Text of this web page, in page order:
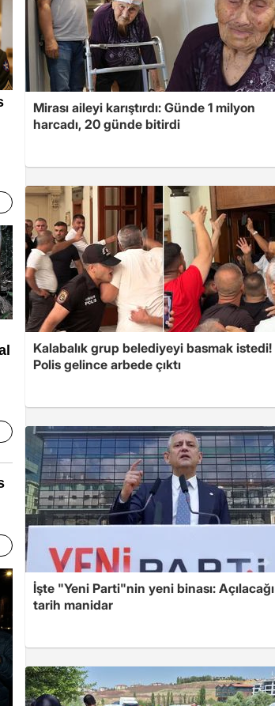
Mirası aileyi karıştırdı: Günde 1 milyon
harcadı, 20 günde bitirdi
Kalabalık grup belediyeyi basmak istedi!
Polis gelince arbede çıktı
İşte "Yeni Parti"nin yeni binası: Açılacağı
tarih manidar